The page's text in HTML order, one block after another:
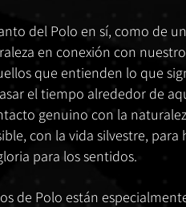
del Polo en sí, como de
en conexión con
que entienden lo que
el tiempo alrededor de
genuino con la
con la vida silvestre, para
para los sentidos.
de Polo están